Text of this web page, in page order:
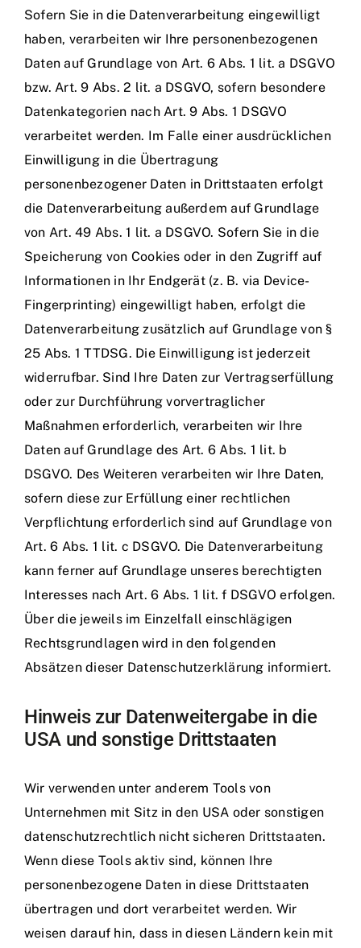
Sofern Sie in die Datenverarbeitung eingewilligt
haben, verarbeiten wir Ihre personenbezogenen
Daten auf Grundlage von Art. 6 Abs. 1 lit. a DSGVO
bzw. Art. 9 Abs. 2 lit. a DSGVO, sofern besondere
Datenkategorien nach Art. 9 Abs. 1 DSGVO
verarbeitet werden. Im Falle einer ausdrücklichen
Einwilligung in die Übertragung
personenbezogener Daten in Drittstaaten erfolgt
die Datenverarbeitung außerdem auf Grundlage
von Art. 49 Abs. 1 lit. a DSGVO. Sofern Sie in die
Speicherung von Cookies oder in den Zugriff auf
Informationen in Ihr Endgerät (z. B. via Device-
Fingerprinting) eingewilligt haben, erfolgt die
Datenverarbeitung zusätzlich auf Grundlage von §
25 Abs. 1 TTDSG. Die Einwilligung ist jederzeit
widerrufbar. Sind Ihre Daten zur Vertragserfüllung
oder zur Durchführung vorvertraglicher
Maßnahmen erforderlich, verarbeiten wir Ihre
Daten auf Grundlage des Art. 6 Abs. 1 lit. b
DSGVO. Des Weiteren verarbeiten wir Ihre Daten,
sofern diese zur Erfüllung einer rechtlichen
Verpflichtung erforderlich sind auf Grundlage von
Art. 6 Abs. 1 lit. c DSGVO. Die Datenverarbeitung
kann ferner auf Grundlage unseres berechtigten
Interesses nach Art. 6 Abs. 1 lit. f DSGVO erfolgen.
Über die jeweils im Einzelfall einschlägigen
Rechtsgrundlagen wird in den folgenden
Absätzen dieser Datenschutzerklärung informiert.
Hinweis zur Datenweitergabe in die
USA und sonstige Drittstaaten
Wir verwenden unter anderem Tools von
Unternehmen mit Sitz in den USA oder sonstigen
datenschutzrechtlich nicht sicheren Drittstaaten.
Wenn diese Tools aktiv sind, können Ihre
personenbezogene Daten in diese Drittstaaten
übertragen und dort verarbeitet werden. Wir
weisen darauf hin, dass in diesen Ländern kein mit